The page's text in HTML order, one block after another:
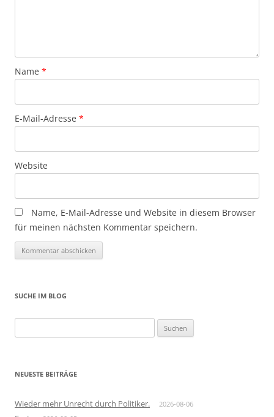
Name *
E-Mail-Adresse *
Website
Name, E-Mail-Adresse und Website in diesem Browser
für meinen nächsten Kommentar speichern.
SUCHE IM BLOG
nach:
NEUESTE BEITRÄGE
Wieder mehr Unrecht durch Politiker. 2026-08-06